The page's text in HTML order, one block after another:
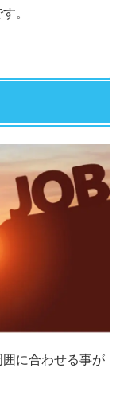
。
に合わせる事が